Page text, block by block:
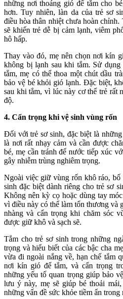
những nơi thoáng gió để tắm cho
hơn. Tuy nhiên, làn da của trẻ sơ
điều hòa thân nhiệt chưa hoàn
sẽ khiến trẻ dễ bị cảm lạnh, viêm
hô hấp.
Thay vào đó, mẹ nên chọn nơi kín
không bị lạnh sau khi tắm. Sử
tắm, mẹ có thể thoa một chút dầu
bảo vệ bé khỏi gió lạnh. Đặc biệt,
sau khi tắm, vì lúc này cơ thể trẻ rất
độ.
4. Cẩn trọng khi vệ sinh vùng rốn
Đối với trẻ sơ sinh, đặc biệt là
là nơi rất nhạy cảm và cần được
bé, mẹ cần tránh để nước tiếp xúc
gây nhiễm trùng nghiêm trọng.
Ngoài việc giữ vùng rốn khô ráo, bố
sinh đặc biệt dành riêng cho trẻ sơ
Không nên kỳ cọ hoặc dùng tay
vì điều này có thể làm tổn thương và
nhàng và cẩn trọng khi chăm sóc
được giữ khô và sạch sẽ.
Tắm cho trẻ sơ sinh trong những
trọng và hiểu biết của các bậc cha
vừa đi ngoài nắng về, hạn chế tắm
nơi kín gió để tắm, và cẩn trọng
những yếu tố quan trọng giúp bảo
lưu ý này, mẹ sẽ giúp bé thoải
những vấn đề sức khỏe tiềm ẩn trong